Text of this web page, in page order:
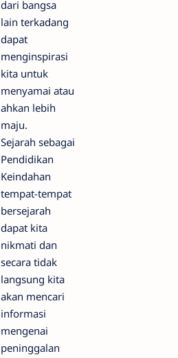
dari bangsa
lain terkadang
dapat
menginspirasi
kita untuk
menyamai atau
ahkan lebih
maju.
Sejarah sebagai
Pendidikan
Keindahan
tempat-tempat
bersejarah
dapat kita
nikmati dan
secara tidak
langsung kita
akan mencari
informasi
mengenai
peninggalan